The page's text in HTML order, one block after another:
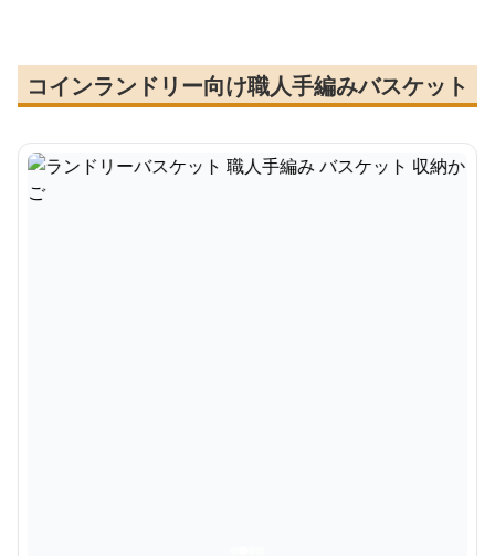
コインランドリー向け職人手編みバスケット